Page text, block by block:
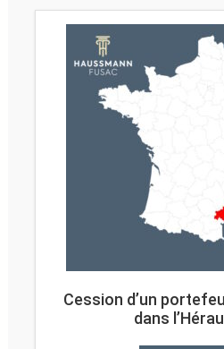
Cession d’un
dans